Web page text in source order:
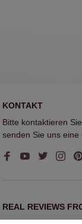
KONTAKT
Bitte kontaktieren
senden Sie uns eine
REAL REVIEWS